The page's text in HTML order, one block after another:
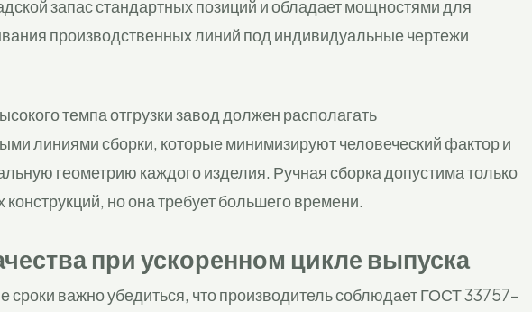
запас стандартных позиций и обладает мощностями для
производственных линий под индивидуальные чертежи
темпа отгрузки завод должен располагать
линиями сборки, которые минимизируют человеческий фактор и
геометрию каждого изделия. Ручная сборка допустима только
но она требует большего времени.
при ускоренном цикле выпуска
сроки важно убедиться, что производитель соблюдает ГОСТ 33757-